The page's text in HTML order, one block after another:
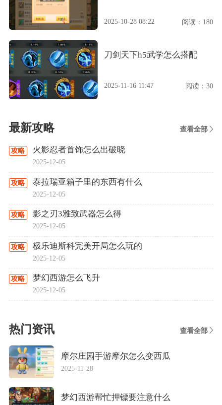
2025-10-28 08:22 阅读：180
刀剑天下h5武学怎么搭配
2025-11-16 11:47 阅读：30
最新攻略 查看全部
攻略 火影忍者首饰怎么出破晓
2025-12-05
攻略 泰拉瑞亚箱子里的东西有什么
2025-12-05
攻略 影之刃3雅致武器怎么得
2025-12-05
攻略 极乐迪斯科完美开局怎么玩的
2025-12-05
攻略 梦幻西游怎么飞升
2025-12-05
热门资讯 查看全部
摩尔庄园手游摩尔怎么变西瓜
2025-11-28
梦幻西游帮忙押镖要注意什么